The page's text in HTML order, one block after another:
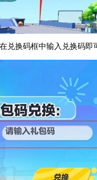
兑换码框中输入兑换码即